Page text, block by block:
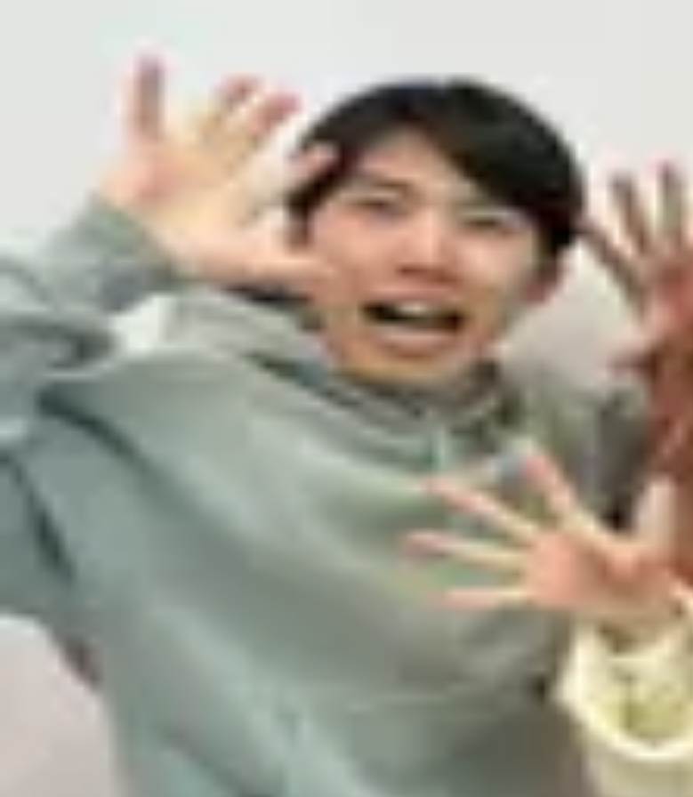
Podcast振り返り
正しくなくてOK！その時の理解度や、感情を残しておくことが重要です。
未実施の理解度チェック
【英語×日本語】StudyInネイティブ英会話Podcast
#250 死ぬまでに絶対に行ってほしい国
復習データを準備中...